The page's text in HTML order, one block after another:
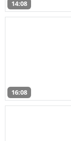
14:08
16:08